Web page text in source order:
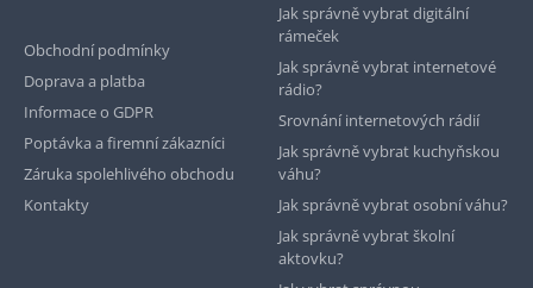
Obchodní podmínky
Doprava a platba
Informace o GDPR
Poptávka a firemní zákazníci
Záruka spolehlivého obchodu
Kontakty
Jak správně vybrat digitální
rámeček
Jak správně vybrat internetové
rádio?
Srovnání internetových rádií
Jak správně vybrat kuchyňskou
váhu?
Jak správně vybrat osobní váhu?
Jak správně vybrat školní
aktovku?